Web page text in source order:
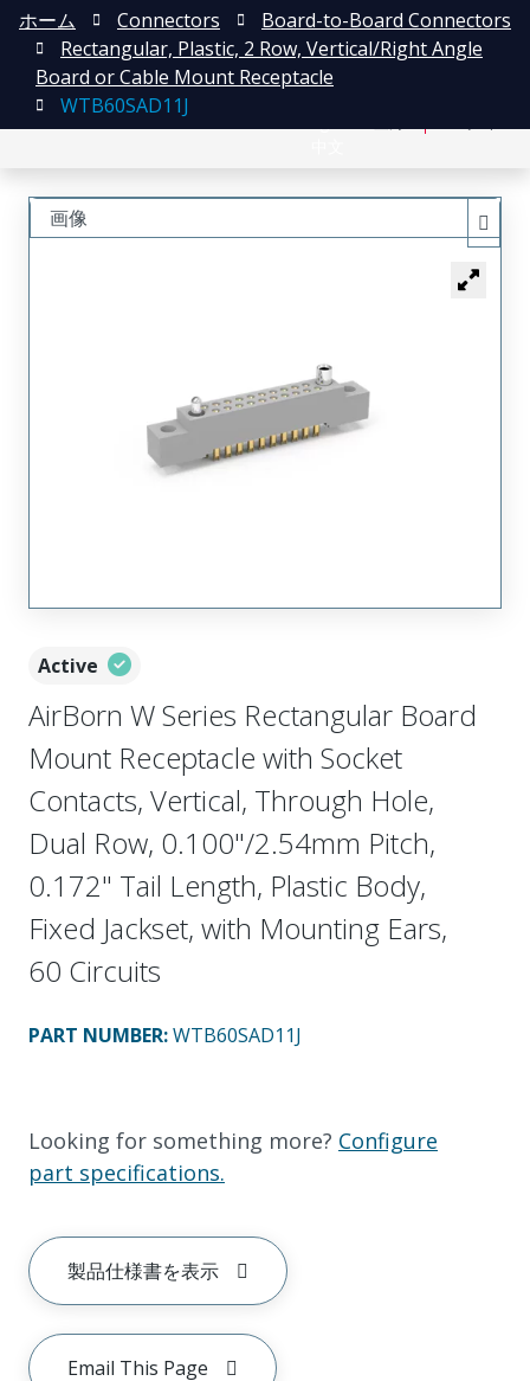
ホーム Connectors
Board-to-Board Connectors
Rectangular, Plastic, 2 Row, Vertical/Right Angle
Board or Cable Mount Receptacle
WTB60SAD11J
Active
AirBorn W Series Rectangular Board
Mount Receptacle with Socket
Contacts, Vertical, Through Hole,
Dual Row, 0.100"/2.54mm Pitch,
0.172" Tail Length, Plastic Body,
Fixed Jackset, with Mounting Ears,
60 Circuits
PART NUMBER:WTB60SAD11J
Looking for something more? Configure
part specifications.
製品仕様書を表示
Email This Page
画像